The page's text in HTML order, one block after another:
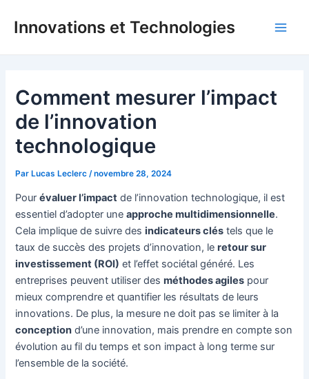
Innovations et Technologies
Comment mesurer l’impact
de l’innovation
technologique
ParLucas Leclerc /novembre 28, 2024
Pourévaluer l’impact de l’innovation technologique, il est
essentiel d’adopter uneapproche multidimensionnelle.
Cela implique de suivre desindicateurs clés tels que le
taux de succès des projets d’innovation, leretour sur
investissement (ROI) et l’effet sociétal généré. Les
entreprises peuvent utiliser desméthodes agiles pour
mieux comprendre et quantifier les résultats de leurs
innovations. De plus, la mesure ne doit pas se limiter à la
conception d’une innovation, mais prendre en compte son
évolution au fil du temps et son impact à long terme sur
l’ensemble de la société.